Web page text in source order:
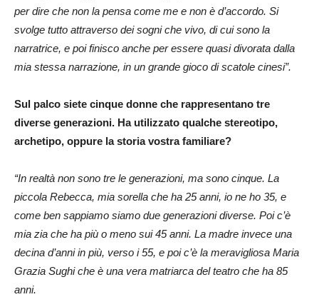
per dire che non la pensa come me e non è d’accordo. Si
svolge tutto attraverso dei sogni che vivo, di cui sono la
narratrice, e poi finisco anche per essere quasi divorata dalla
mia stessa narrazione, in un grande gioco di scatole cinesi”.
Sul palco siete cinque donne che rappresentano tre
diverse generazioni. Ha utilizzato qualche stereotipo,
archetipo, oppure la storia vostra familiare?
“In realtà non sono tre le generazioni, ma sono cinque. La
piccola Rebecca, mia sorella che ha 25 anni, io ne ho 35, e
come ben sappiamo siamo due generazioni diverse. Poi c’è
mia zia che ha più o meno sui 45 anni. La madre invece una
decina d’anni in più, verso i 55, e poi c’è la meravigliosa Maria
Grazia Sughi che è una vera matriarca del teatro che ha 85
anni.